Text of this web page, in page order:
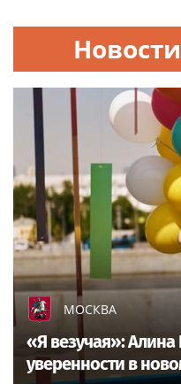
Новости
МОСКВА
«Я везучая»: Алина
уверенности в